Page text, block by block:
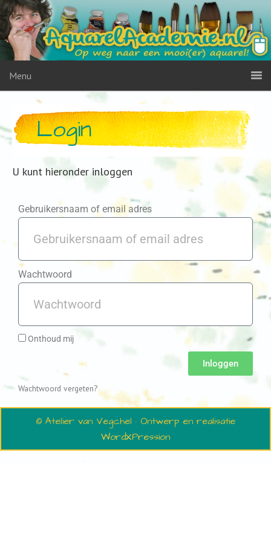
Menu
Login
U kunt hieronder inloggen
Gebruikersnaam of email adres
Wachtwoord
Onthoud mij
Inloggen
Wachtwoord vergeten?
© Atelier van Vegchel · Ontwerp en realisatie
WordXPression